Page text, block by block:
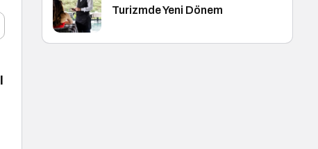
Turizmde Yeni Dönem